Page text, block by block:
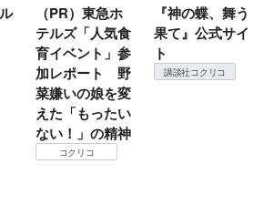
（PR）東急ホ
テルズ「人気食
育イベント」参
加レポート 野
菜嫌いの娘を変
えた「もったい
ない！」の精神
コクリコ
『神の蝶、舞う
果て』公式サイ
ト
講談社コクリコ